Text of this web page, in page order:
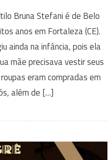
Bruna Stefani é de Belo
anos em Fortaleza (CE).
ainda na infância, pois ela
mãe precisava vestir seus
eram compradas em
além de […]